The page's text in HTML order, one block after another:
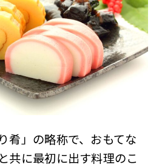
肴」の略称で、おもてな
共に最初に出す料理のこ